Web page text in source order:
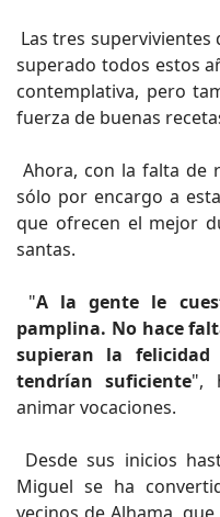
Las tres supervivientes
superado todos estos
contemplativa, pero
fuerza de buenas
Ahora, con la falta de
sólo por encargo a
que ofrecen el mejor
santas.
"A la gente le
pamplina. No hace
supieran la
tendrían suficiente",
animar vocaciones.
Desde sus inicios
Miguel se ha